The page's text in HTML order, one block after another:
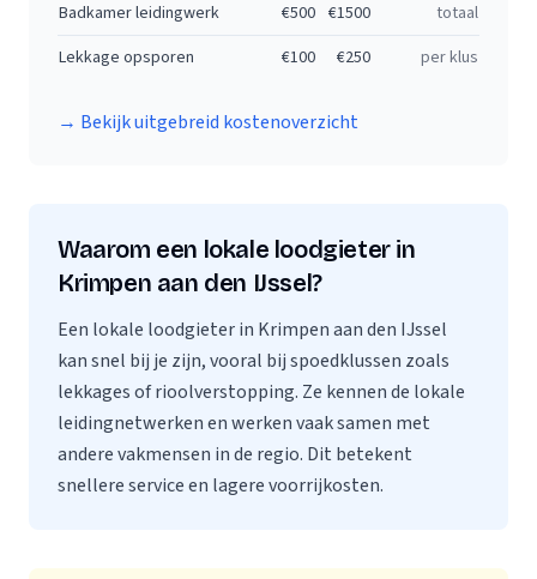
Badkamer leidingwerk
€500 €1500
totaal
Lekkage opsporen
€100 €250 per klus
→ Bekijk uitgebreid kostenoverzicht
Waarom een lokale loodgieter in
Krimpen aan den IJssel?
Een lokale loodgieter in Krimpen aan den IJssel
kan snel bij je zijn, vooral bij spoedklussen zoals
lekkages of rioolverstopping. Ze kennen de lokale
leidingnetwerken en werken vaak samen met
andere vakmensen in de regio. Dit betekent
snellere service en lagere voorrijkosten.